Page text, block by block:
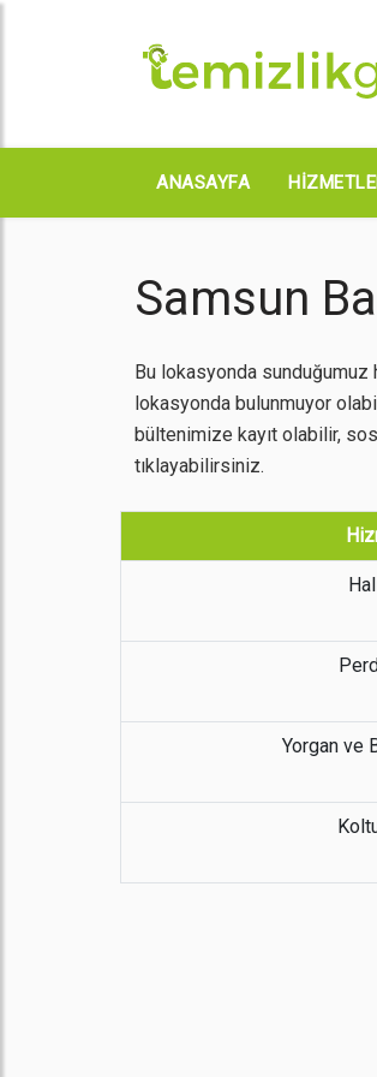
ANASAYFA
Samsun
Bu lokasyonda
lokasyonda bulunmuyor
bültenimize kayıt olabilir,
tıklayabilirsiniz.
Yorgan ve